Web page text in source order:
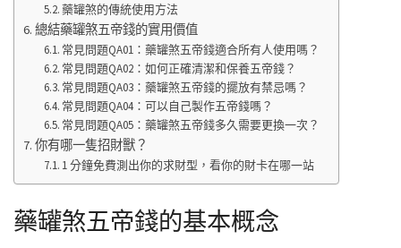
藥罐煞的傳統使用方法
總結藥罐煞五帝錢的實用價值
常見問題QA01：藥罐煞五帝錢適合所有人使用嗎？
常見問題QA02：如何正確清潔和保養五帝錢？
常見問題QA03：藥罐煞五帝錢的擺放有禁忌嗎？
常見問題QA04：可以自己製作五帝錢嗎？
常見問題QA05：藥罐煞五帝錢多久需要更換一次？
你有哪一隻招財獸？
1 分鐘免費測出你的求財型，看你的財卡在哪一站
藥罐煞五帝錢的基本概念